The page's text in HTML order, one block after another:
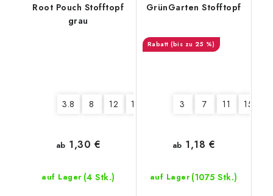
Root Pouch Stofftopf
grau
3.8 8 12 16
auf Lager (4 Stk.)
ab 1,30 €
GrünGarten Stofftopf
(bis zu 25 %)
3 7 11 15
auf Lager (1075 Stk.)
ab 1,18 €